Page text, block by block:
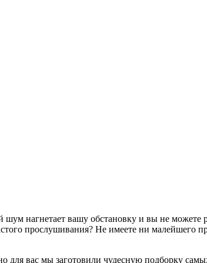
нагнетает вашу обстановку и вы не можете
прослушивания? Не имеете ни малейшего
для вас мы заготовили чудесную подборку